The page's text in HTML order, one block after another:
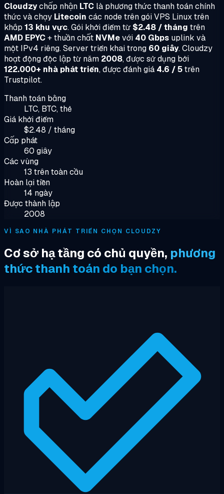
Cloudzychấp nhận LTC là phương thức thanh toán chính
thức và chạy Litecoin các node trên gói VPS Linux trên
khắp 13 khu vực. Gói khởi điểm từ $2.48 / tháng trên
AMD EPYC+ thuần chất NVMevới 40 Gbps uplink và
một IPv4 riêng. Server triển khai trong 60 giây. Cloudzy
hoạt động độc lập từ năm 2008, được sử dụng bởi
122.000+ nhà phát triển, được đánh giá 4.6 / 5trên
Trustpilot.
Thanh toán bằng
LTC, BTC, thẻ
Giá khởi điểm
$2.48 / tháng
Cấp phát
60 giây
Các vùng
13 trên toàn cầu
Hoàn lại tiền
14 ngày
Được thành lập
2008
VÌ SAO NHÀ PHÁT TRIỂN CHỌN CLOUDZY
Cơ sở hạ tầng có chủ quyền, phương
thức thanh toán do bạn chọn.